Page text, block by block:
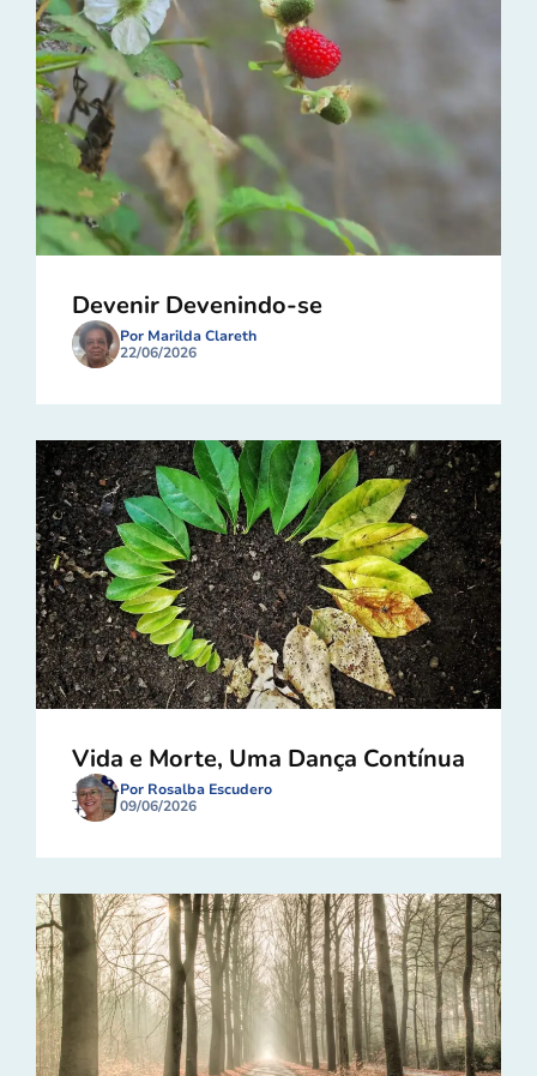
Devenir Devenindo-se
Por Marilda Clareth
22/06/2026
Vida e Morte, Uma Dança Contínua
Por Rosalba Escudero
09/06/2026